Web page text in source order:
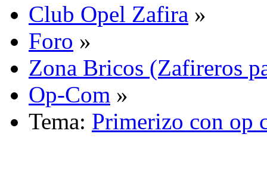
Club Opel Zafira »
Foro »
Zona Bricos (Zafireros
Op-Com »
Tema: Primerizo con op